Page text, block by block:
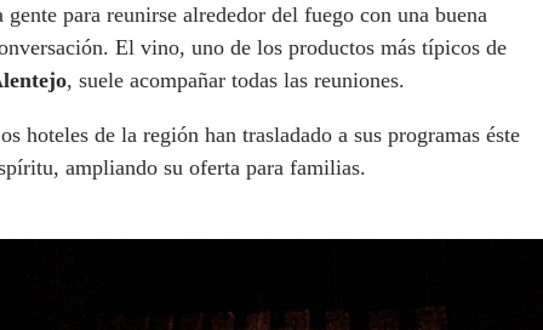
gente para reunirse alrededor del fuego con una buena
El vino, uno de los productos más típicos de
, suele acompañar todas las reuniones.
hoteles de la región han trasladado a sus programas éste
ampliando su oferta para familias.